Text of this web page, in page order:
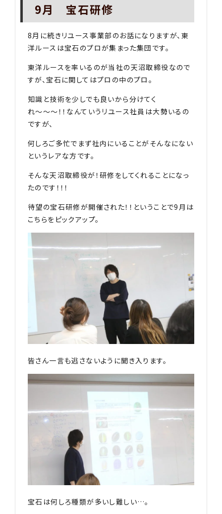
9月 宝石研修
8月に続きリユース事業部のお話になりますが、東
洋ルースは宝石のプロが集まった集団です。
東洋ルースを率いるのが当社の天沼取締役なので
すが、宝石に関してはプロの中のプロ。
知識と技術を少しでも良いから分けてく
れ〜〜〜！！なんていうリユース社員は大勢いるの
ですが、
何しろご多忙でまず社内にいることがそんなにない
というレアな方です。
そんな天沼取締役が！研修をしてくれることになっ
たのです！！！
待望の宝石研修が開催された！！ということで9月は
こちらをピックアップ。
皆さん一言も逃さないように聞き入ります。
宝石は何しろ種類が多いし難しい…。